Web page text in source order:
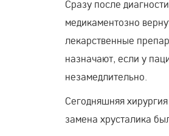
Сразу после
медикаментозно
лекарственные
назначают, если у
незамедлительно.
Сегодняшняя
замена хрусталика